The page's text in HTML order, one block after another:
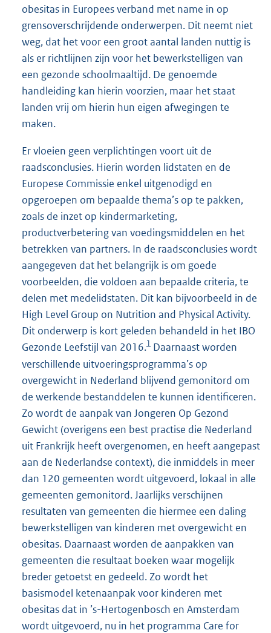
obesitas in Europees verband met name in op
grensoverschrijdende onderwerpen. Dit neemt niet
weg, dat het voor een groot aantal landen nuttig is
als er richtlijnen zijn voor het bewerkstelligen van
een gezonde schoolmaaltijd. De genoemde
handleiding kan hierin voorzien, maar het staat
landen vrij om hierin hun eigen afwegingen te
maken.
Er vloeien geen verplichtingen voort uit de
raadsconclusies. Hierin worden lidstaten en de
Europese Commissie enkel uitgenodigd en
opgeroepen om bepaalde thema’s op te pakken,
zoals de inzet op kindermarketing,
productverbetering van voedingsmiddelen en het
betrekken van partners. In de raadsconclusies wordt
aangegeven dat het belangrijk is om goede
voorbeelden, die voldoen aan bepaalde criteria, te
delen met medelidstaten. Dit kan bijvoorbeeld in de
High Level Group on Nutrition and Physical Activity.
Dit onderwerp is kort geleden behandeld in het IBO
Gezonde Leefstijl van 2016.1 Daarnaast worden
verschillende uitvoeringsprogramma’s op
overgewicht in Nederland blijvend gemonitord om
de werkende bestanddelen te kunnen identificeren.
Zo wordt de aanpak van Jongeren Op Gezond
Gewicht (overigens een best practise die Nederland
uit Frankrijk heeft overgenomen, en heeft aangepast
aan de Nederlandse context), die inmiddels in meer
dan 120 gemeenten wordt uitgevoerd, lokaal in alle
gemeenten gemonitord. Jaarlijks verschijnen
resultaten van gemeenten die hiermee een daling
bewerkstelligen van kinderen met overgewicht en
obesitas. Daarnaast worden de aanpakken van
gemeenten die resultaat boeken waar mogelijk
breder getoetst en gedeeld. Zo wordt het
basismodel ketenaanpak voor kinderen met
obesitas dat in ’s-Hertogenbosch en Amsterdam
wordt uitgevoerd, nu in het programma Care for